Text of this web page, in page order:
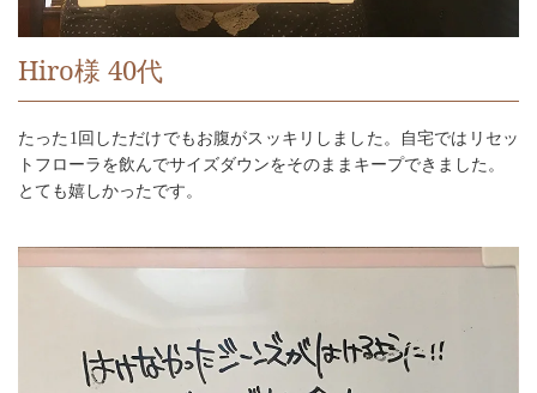
Hiro様 40代
たった1回しただけでもお腹がスッキリしました。自宅ではリセッ
トフローラを飲んでサイズダウンをそのままキープできました。
とても嬉しかったです。